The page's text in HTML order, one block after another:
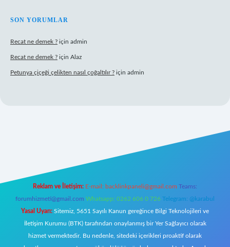
SON YORUMLAR
Recat ne demek ? için admin
Recat ne demek ? için Alaz
Petunya çiçeği çelikten nasıl çoğaltılır ? için admin
Reklam ve İletişim: E-mail: backlinkpaneli@gmail.com Teams:
forumhizmeti@gmail.com Whatsapp: 0262 606 0 726 Telegram: @karabul
Yasal Uyarı: Sitemiz, 5651 Sayılı Kanun gereğince Bilgi Teknolojileri ve
İletişim Kurumu (BTK) tarafından onaylanmış bir Yer Sağlayıcı olarak
hizmet vermektedir. Bu nedenle, sitedeki içerikleri proaktif olarak